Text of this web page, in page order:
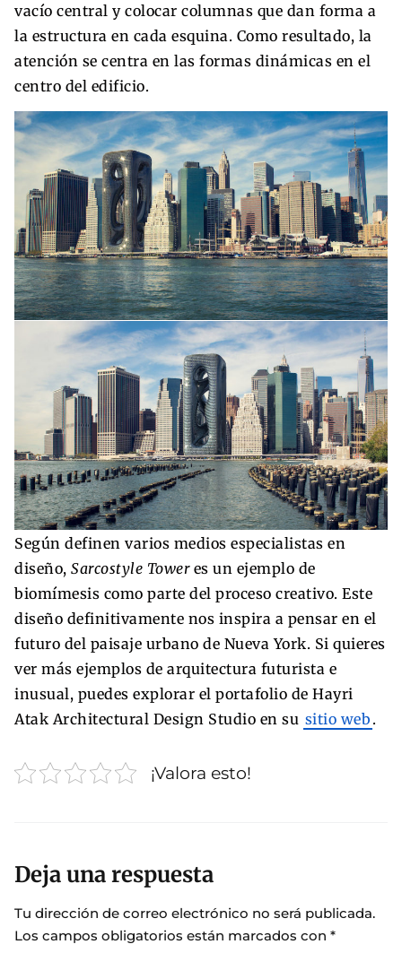
vacío central y colocar columnas que dan forma a
la estructura en cada esquina. Como resultado, la
atención se centra en las formas dinámicas en el
centro del edificio.
Según definen varios medios especialistas en
diseño, Sarcostyle Toweres un ejemplo de
biomímesis como parte del proceso creativo. Este
diseño definitivamente nos inspira a pensar en el
futuro del paisaje urbano de Nueva York. Si quieres
ver más ejemplos de arquitectura futurista e
inusual, puedes explorar el portafolio de Hayri
Atak Architectural Design Studio en su sitio web .
¡Valora esto!
Deja una respuesta
Tu dirección de correo electrónico no será publicada.
Los campos obligatorios están marcados con *